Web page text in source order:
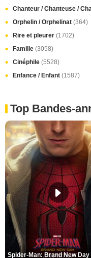
Chanteur / Chanteuse /
Orphelin / Orphelinat (364)
Rire et pleurer (1702)
Famille (3058)
Cinéphile (5528)
Enfance / Enfant (1587)
Top Bandes-